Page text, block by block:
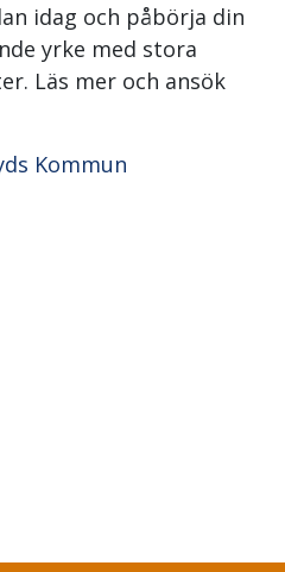
idag och påbörja din
yrke med stora
Läs mer och ansök
Kommun